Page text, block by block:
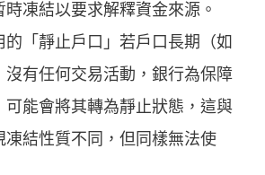
時凍結以要求解釋資金來源。
的「靜止戶口」若戶口長期（如
沒有任何交易活動，銀行為保障
可能會將其轉為靜止狀態，這與
凍結性質不同，但同樣無法使